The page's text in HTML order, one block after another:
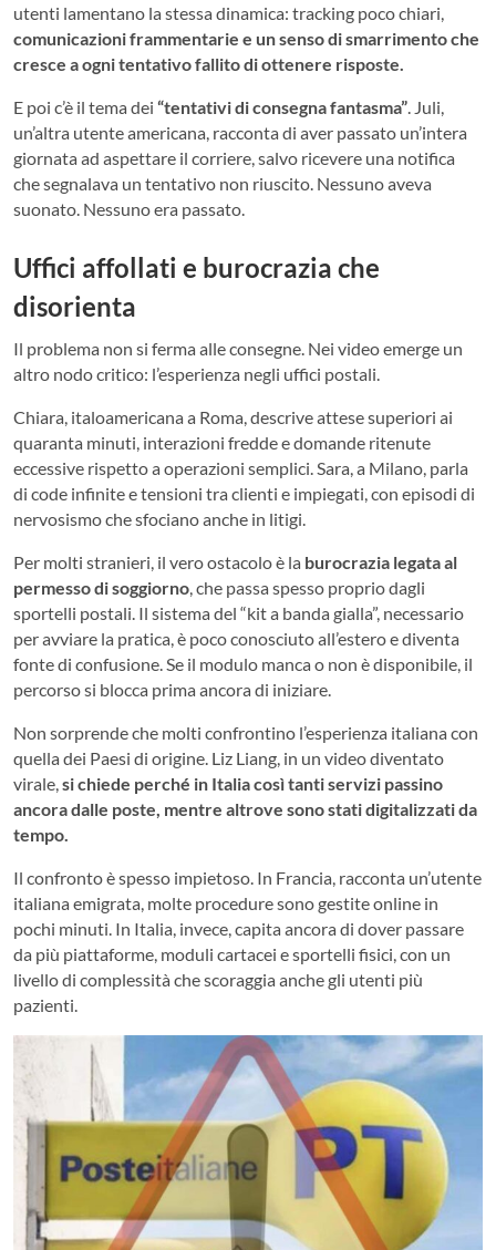
utenti lamentano la stessa dinamica: tracking poco chiari,
comunicazioni frammentarie e un senso di smarrimento che
cresce a ogni tentativo fallito di ottenere risposte.
E poi c’è il tema dei “tentativi di consegna fantasma” . Juli,
un’altra utente americana, racconta di aver passato un’intera
giornata ad aspettare il corriere, salvo ricevere una notifica
che segnalava un tentativo non riuscito. Nessuno aveva
suonato. Nessuno era passato.
Uffici affollati e burocrazia che
disorienta
Il problema non si ferma alle consegne. Nei video emerge un
altro nodo critico: l’esperienza negli uffici postali.
Chiara, italoamericana a Roma, descrive attese superiori ai
quaranta minuti, interazioni fredde e domande ritenute
eccessive rispetto a operazioni semplici. Sara, a Milano, parla
di code infinite e tensioni tra clienti e impiegati, con episodi di
nervosismo che sfociano anche in litigi.
Per molti stranieri, il vero ostacolo è la burocrazia legata al
permesso di soggiorno, che passa spesso proprio dagli
sportelli postali. Il sistema del “kit a banda gialla”, necessario
per avviare la pratica, è poco conosciuto all’estero e diventa
fonte di confusione. Se il modulo manca o non è disponibile, il
percorso si blocca prima ancora di iniziare.
Non sorprende che molti confrontino l’esperienza italiana con
quella dei Paesi di origine. Liz Liang, in un video diventato
virale,si chiede perché in Italia così tanti servizi passino
ancora dalle poste, mentre altrove sono stati digitalizzati da
tempo.
Il confronto è spesso impietoso. In Francia, racconta un’utente
italiana emigrata, molte procedure sono gestite online in
pochi minuti. In Italia, invece, capita ancora di dover passare
da più piattaforme, moduli cartacei e sportelli fisici, con un
livello di complessità che scoraggia anche gli utenti più
pazienti.